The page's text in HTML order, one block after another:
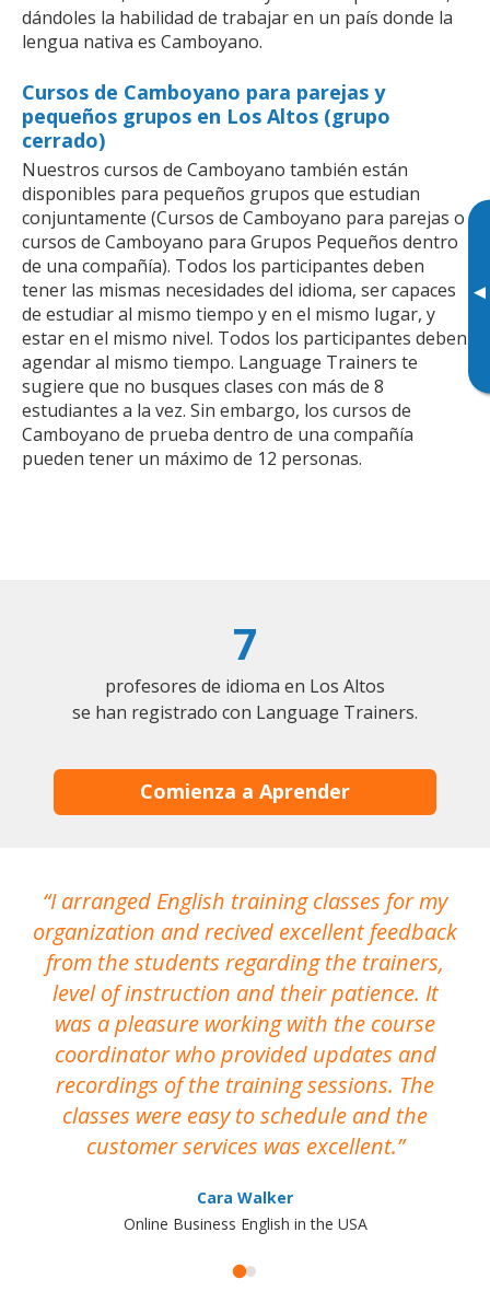
▸
dándoles la habilidad de trabajar en un país donde la
lengua nativa es Camboyano.
Cursos de Camboyano para parejas y
pequeños grupos en Los Altos (grupo
cerrado)
Nuestros cursos de Camboyano también están
disponibles para pequeños grupos que estudian
conjuntamente (Cursos de Camboyano para parejas o
cursos de Camboyano para Grupos Pequeños dentro
de una compañía). Todos los participantes deben
tener las mismas necesidades del idioma, ser capaces
de estudiar al mismo tiempo y en el mismo lugar, y
estar en el mismo nivel. Todos los participantes deben
agendar al mismo tiempo. Language Trainers te
sugiere que no busques clases con más de 8
estudiantes a la vez. Sin embargo, los cursos de
Camboyano de prueba dentro de una compañía
pueden tener un máximo de 12 personas.
7
profesores de idioma en Los Altos
se han registrado con Language Trainers.
Comienza a Aprender
I arranged English training classes for my
organization and recived excellent feedback
from the students regarding the trainers,
level of instruction and their patience. It
was a pleasure working with the course
coordinator who provided updates and
recordings of the training sessions. The
classes were easy to schedule and the
customer services was excellent.
Cara Walker
Online Business English in the USA